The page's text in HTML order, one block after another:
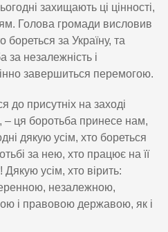
захищають ці цінності,
Голова громади висловив
бореться за Україну, та
незалежність і
завершиться перемогою.
до присутніх на заході
ця боротьба принесе нам,
дякую усім, хто бореться
за нею, хто працює на її
усім, хто вірить:
незалежною,
і правовою державою, як і